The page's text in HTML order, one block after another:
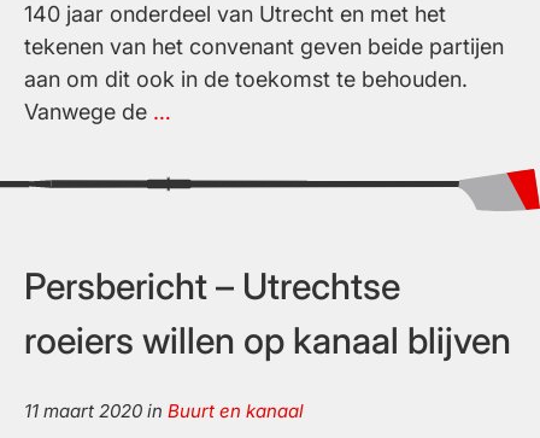
140 jaar onderdeel van Utrecht en met het
tekenen van het convenant geven beide partijen
aan om dit ook in de toekomst te behouden.
Vanwege de …
gemeente
voor
behoud
van
roeisport
Persbericht – Utrechtse
roeiers willen op kanaal blijven
11 maart 2020 in Buurt en kanaal